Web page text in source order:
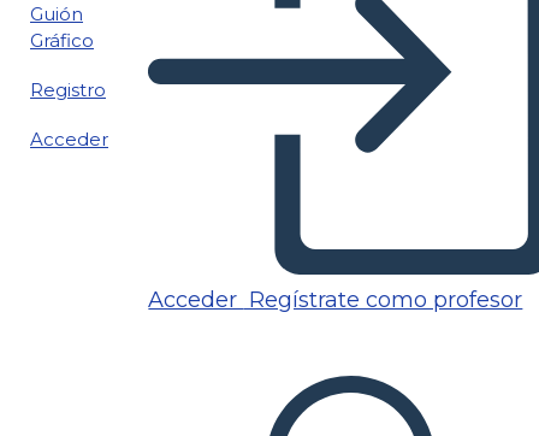
Guión
Gráfico
Registro
Acceder
Acceder Regístrate como profesor